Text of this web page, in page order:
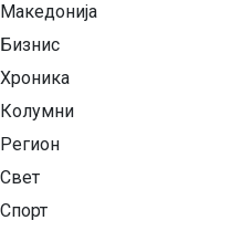
Македонија
Бизнис
Хроника
Колумни
Регион
Свет
Спорт